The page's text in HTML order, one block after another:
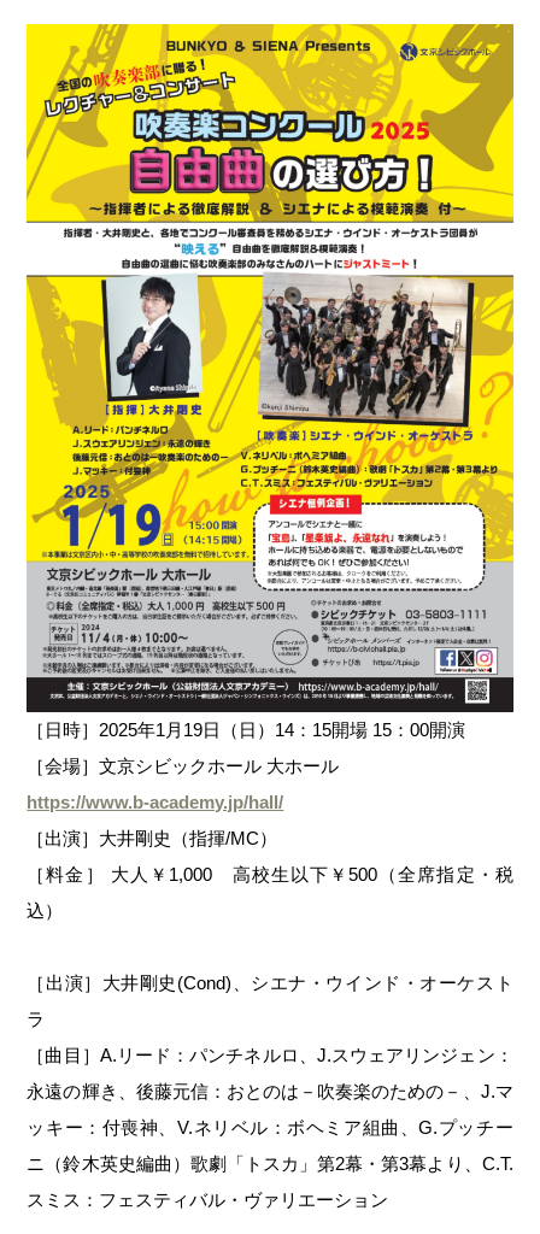
［日時］2025年1月19日（日）14：15開場 15：00開演
［会場］文京シビックホール 大ホール
https://www.b-academy.jp/hall/
［出演］大井剛史（指揮/MC）
［料金］ 大人￥1,000 高校生以下￥500（全席指定・税
込）
［出演］大井剛史(Cond)、シエナ・ウインド・オーケスト
ラ
［曲目］A.リード：パンチネルロ、J.スウェアリンジェン：
永遠の輝き、後藤元信：おとのは－吹奏楽のための－、J.マ
ッキー：付喪神、V.ネリベル：ボヘミア組曲、G.プッチー
ニ（鈴木英史編曲）歌劇「トスカ」第2幕・第3幕より、C.T.
スミス：フェスティバル・ヴァリエーション